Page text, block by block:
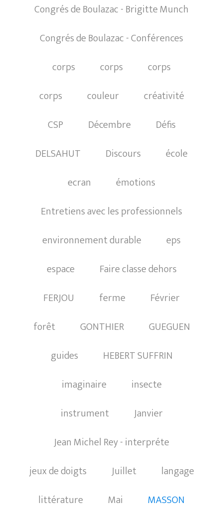
Congrés de Boulazac - Brigitte Munch
Congrés de Boulazac - Conférences
corps
corps
corps
corps
couleur
créativité
CSP
Décembre
Défis
DELSAHUT
Discours
école
ecran
émotions
Entretiens avec les professionnels
environnement durable
eps
espace
Faire classe dehors
FERJOU
ferme
Février
forêt
GONTHIER
GUEGUEN
guides
HEBERT SUFFRIN
imaginaire
insecte
instrument
Janvier
Jean Michel Rey - interpréte
jeux de doigts
Juillet
langage
littérature
Mai
MASSON